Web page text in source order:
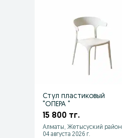
Стул пластиковый
"ОПЕРА "
15 800 тг.
Алматы, Жетысуский район
04 августа 2026 г.